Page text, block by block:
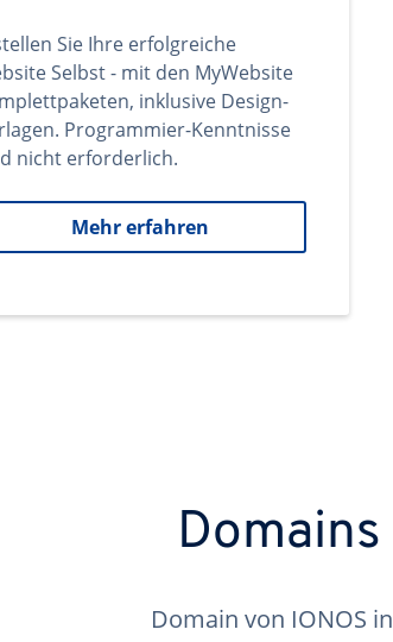
Sie Ihre erfolgreiche
Selbst - mit den MyWebsite
inklusive Design-
Programmier-Kenntnisse
nicht erforderlich.
Mehr erfahren
Domain von IONOS